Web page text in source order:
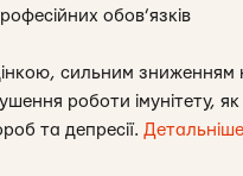
обов’язків
сильним зниженням
роботи імунітету, як
та депресії. Детальніше